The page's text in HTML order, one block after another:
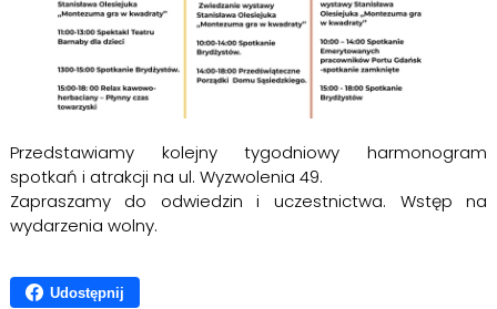
Przedstawiamy kolejny tygodniowy harmonogram
spotkań i atrakcji na ul. Wyzwolenia 49.
Zapraszamy do odwiedzin i uczestnictwa. Wstęp na
wydarzenia wolny.
Udostępnij